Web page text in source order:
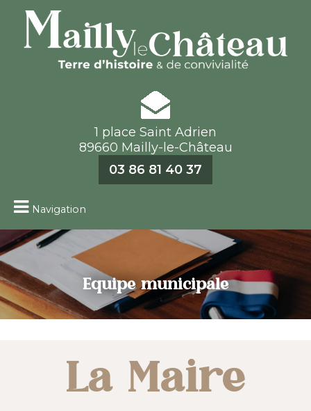
1 place Saint Adrien
89660 Mailly-le-Château
03 86 81 40 37
Navigation
Equipe municipale
La Maire